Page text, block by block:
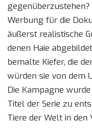
Werbung für die
äußerst realistische
denen Haie
bemalte Kiefer, die
würden sie von dem
Die Kampagne
Titel der Serie zu
Tiere der Welt in den